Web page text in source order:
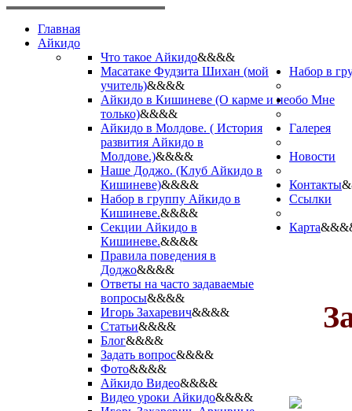
Главная
Айкидо
Что такое Айкидо&&&&
Масатаке Фудзита Шихан (мой
учитель)&&&&
Айкидо в Кишиневе (О карме и не
только)&&&&
Айкидо в Молдове. ( История
развития Айкидо в
Молдове.)&&&&
Наше Доджо. (Клуб Айкидо в
Кишиневе)&&&&
Набор в
Набор в группу Айкидо в
Кишиневе.&&&&
Секции Айкидо в
Кишиневе.&&&&
Правила поведения в
Доджо&&&&
Ответы на часто задаваемые
вопросы&&&&
обо Мне
Игорь Захаревич&&&&
Статьи&&&&
Блог&&&&
Задать вопрос&&&&
Галерея
Фото&&&&
Айкидо Видео&&&&
Видео уроки Айкидо&&&&
Новости
Контакты
Ссылки
Карта